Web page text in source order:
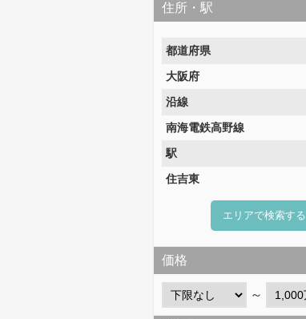
住所・駅
都道府県
大阪府
沿線
南海電鉄高野線
駅
住吉東
エリアで検索する
価格
～